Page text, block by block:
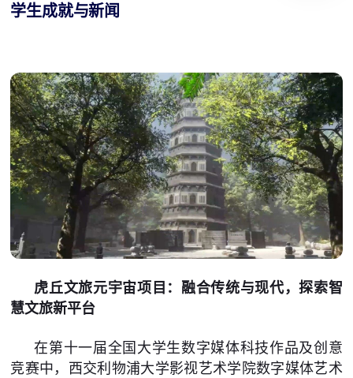
学生成就与新闻
虎丘文旅元宇宙项目：融合传统与现代，探索智
慧文旅新平台
在第十一届全国大学生数字媒体科技作品及创意
竞赛中，西交利物浦大学影视艺术学院数字媒体艺术